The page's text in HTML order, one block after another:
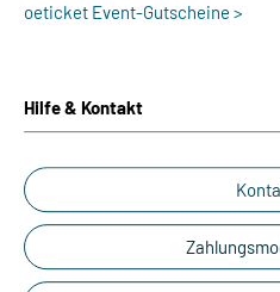
oeticket Event-Gutscheine >
Hilfe & Kontakt